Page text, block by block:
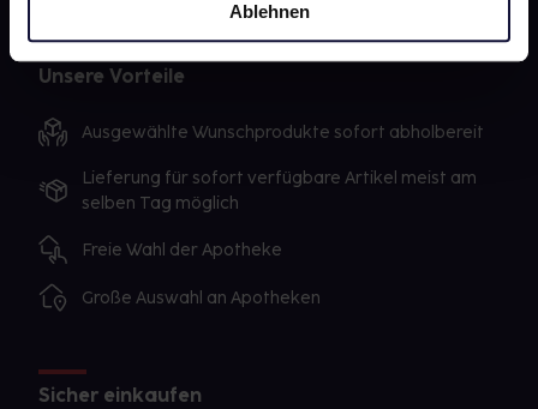
Ablehnen
Unsere Vorteile
Ausgewählte Wunschprodukte sofort abholbereit
Lieferung für sofort verfügbare Artikel meist am
selben Tag möglich
Freie Wahl der Apotheke
Große Auswahl an Apotheken
Sicher einkaufen